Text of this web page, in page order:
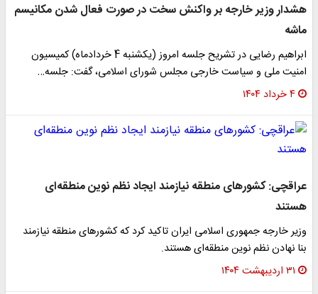
هشدار وزیر خارجه بر واکنش سخت در صورت فعال شدن مکانیسم
ماشه
ابراهیم رضایی در تشریح جلسه امروز (یکشنبه 4 خردادماه) کمیسیون
امنیت ملی و سیاست خارجی مجلس شورای اسلامی، گفت: جلسه…
۴ خرداد ۱۴۰۴
عراقچی: کشورهای منطقه نیازمند ایجاد نظم نوین منطقه‌ای
هستند
وزیر خارجه جمهوری اسلامی ایران تاکید کرد که کشورهای منطقه نیازمند
بنا نهادن نظم نوین منطقه‌ای هستند.
۳۱ اردیبهشت ۱۴۰۴